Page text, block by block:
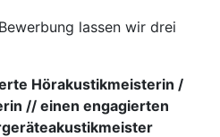
lassen wir drei
Hörakustikmeisterin /
// einen engagierten